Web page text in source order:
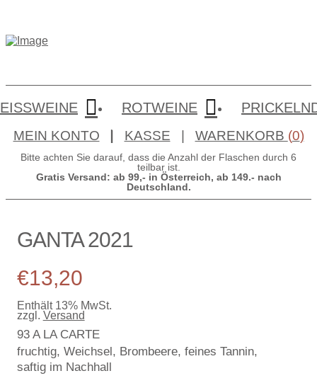
ROTWEINE
MEIN KONTO KASSE WARENKORB (0)
Bitte achten Sie darauf, dass die Anzahl der Flaschen durch 6
teilbar ist.
Gratis Versand: ab 99,- in Österreich, ab 149.- nach
Deutschland.
GANTA 2021
€13,20
Enthält 13% MwSt.
zzgl. Versand
93 A LA CARTE
fruchtig, Weichsel, Brombeere, feines Tannin,
saftig im Nachhall